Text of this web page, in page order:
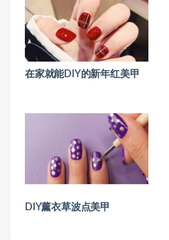
在家就能DIY的新年红美甲
DIY薰衣草波点美甲